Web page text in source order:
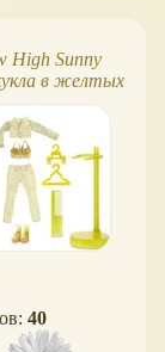
High Sunny
в желтых
40